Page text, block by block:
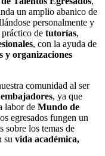
un amplio abanico de
personalmente y
de tutorías,
, con la ayuda de
y organizaciones
comunidad al ser
embajadores, ya que
labor de Mundo de
egresados fungen un
sobre los temas de
su vida académica,